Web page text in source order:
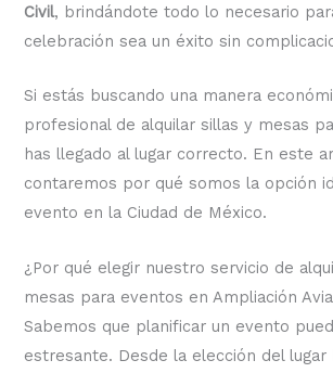
Civil, brindándote todo lo necesario
celebración sea un éxito sin
Si estás buscando una manera
profesional de alquilar sillas y mesas
has llegado al lugar correcto. En este
contaremos por qué somos la opción
evento en la Ciudad de México.
¿Por qué elegir nuestro servicio de
mesas para eventos en Ampliación
Sabemos que planificar un evento
estresante. Desde la elección del lugar